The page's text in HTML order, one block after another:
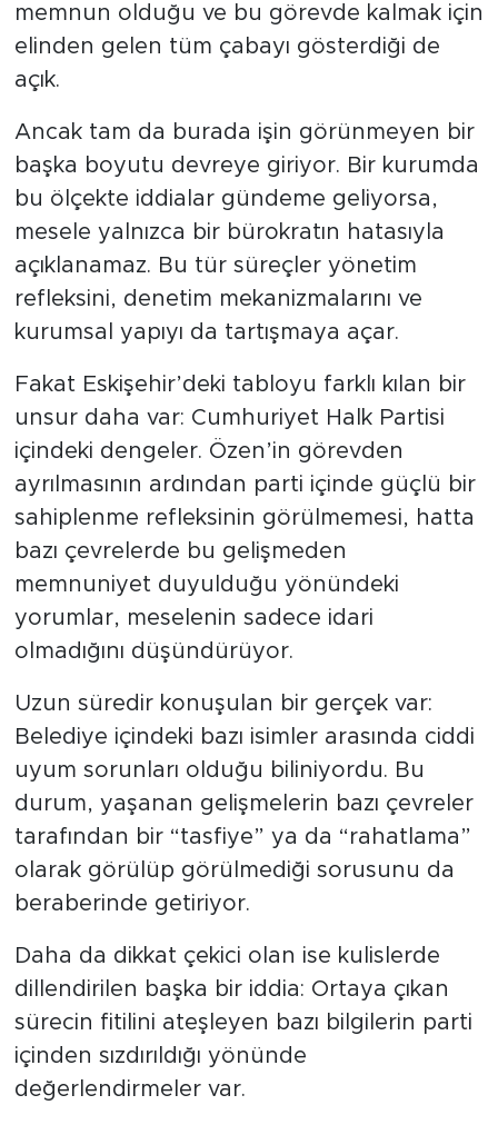
memnun olduğu ve bu görevde kalmak için
elinden gelen tüm çabayı gösterdiği de
açık.
Ancak tam da burada işin görünmeyen bir
başka boyutu devreye giriyor. Bir kurumda
bu ölçekte iddialar gündeme geliyorsa,
mesele yalnızca bir bürokratın hatasıyla
açıklanamaz. Bu tür süreçler yönetim
refleksini, denetim mekanizmalarını ve
kurumsal yapıyı da tartışmaya açar.
Fakat Eskişehir’deki tabloyu farklı kılan bir
unsur daha var: Cumhuriyet Halk Partisi
içindeki dengeler. Özen’in görevden
ayrılmasının ardından parti içinde güçlü bir
sahiplenme refleksinin görülmemesi, hatta
bazı çevrelerde bu gelişmeden
memnuniyet duyulduğu yönündeki
yorumlar, meselenin sadece idari
olmadığını düşündürüyor.
Uzun süredir konuşulan bir gerçek var:
Belediye içindeki bazı isimler arasında ciddi
uyum sorunları olduğu biliniyordu. Bu
durum, yaşanan gelişmelerin bazı çevreler
tarafından bir “tasfiye” ya da “rahatlama”
olarak görülüp görülmediği sorusunu da
beraberinde getiriyor.
Daha da dikkat çekici olan ise kulislerde
dillendirilen başka bir iddia: Ortaya çıkan
sürecin fitilini ateşleyen bazı bilgilerin parti
içinden sızdırıldığı yönünde
değerlendirmeler var.